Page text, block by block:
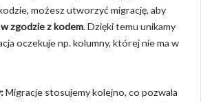
możesz utworzyć migrację, aby
zgodzie z kodem. Dzięki temu unikamy
oczekuje np. kolumny, której nie ma w
Migracje stosujemy kolejno, co pozwala